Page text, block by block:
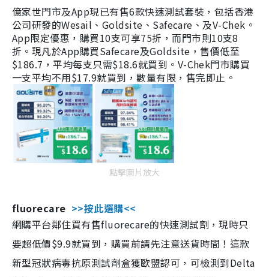
億家世門市及App現已有售6款快速測試套裝，包括香港
公司研發的Wesail、Goldsite、Safecare、及V-Chek。
App限定優惠，購買10支可享75折，而門市則10支8
折。現凡於App購買Safecare及Goldsite，售價低至
$186.7，平均每支只需$18.6就買到。V-Chek門市購買
一支平均不用$17.9就買到，數量有限，售完即止。
點擊圖片放大
fluorecare >>按此選購<<
網購平台鄰住買有售fluorecare的快速測試劑，現時只
要超低價$9.9就買到，購買前請先注意送貨時間！這款
新型冠狀病毒抗原測試劑盒獲歐盟認可，可檢測到Delta